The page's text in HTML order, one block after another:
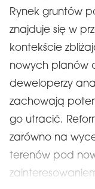
Rynek gruntów
znajduje się w
kontekście
nowych planów
deweloperzy
zachowają
go utracić.
zarówno na
terenów pod